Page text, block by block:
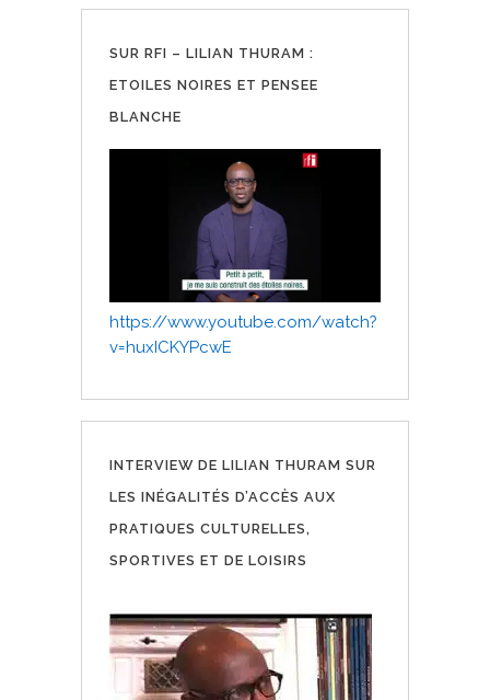
SUR RFI – LILIAN THURAM :
ETOILES NOIRES ET PENSEE
BLANCHE
https://www.youtube.com/watch?
v=huxICKYPcwE
INTERVIEW DE LILIAN THURAM SUR
LES INÉGALITÉS D’ACCÈS AUX
PRATIQUES CULTURELLES,
SPORTIVES ET DE LOISIRS